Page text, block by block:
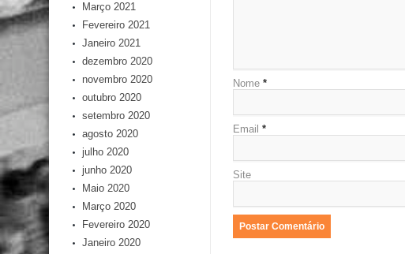
Nome *
Email *
Site
Março 2021
Fevereiro 2021
Janeiro 2021
dezembro 2020
novembro 2020
outubro 2020
setembro 2020
agosto 2020
julho 2020
junho 2020
Maio 2020
Março 2020
Fevereiro 2020
Janeiro 2020